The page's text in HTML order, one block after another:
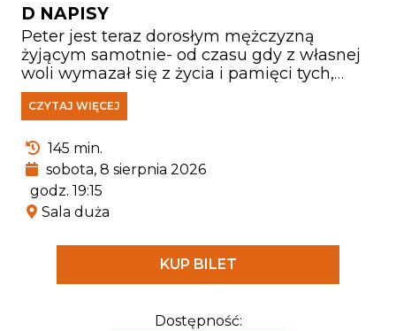
D NAPISY
Peter jest teraz dorosłym mężczyzną
żyjącym samotnie- od czasu gdy z własnej
woli wymazał się z życia i pamięci tych,
których kochał. Walcząc z przestępczością
w Nowym Jorku, który nie zna już jego
miasta. Gdy rosnące wymagania zaczynają
go przytłaczać, presja wywołuje
zaskakującą fizyczną przemianę, która
zagraża jego istnieniu, podczas gdy nowy,
niepokojący schemat zbrodni prowadzi do
pojawienia się jednego z najpotężniejszych
przeciwników, z jakimi kiedykolwiek się
CZYTAJ WIĘCEJ
145 min.
sobota, 8 sierpnia 2026
godz. 19:15
Sala duża
KUP BILET
Dostępność: